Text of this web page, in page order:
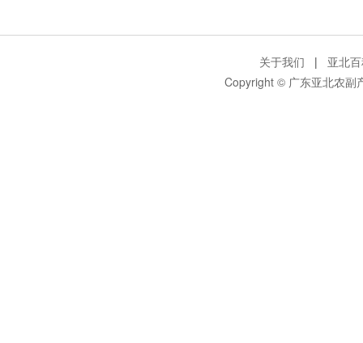
关于我们 | 亚北
Copyright © 广东亚北农副